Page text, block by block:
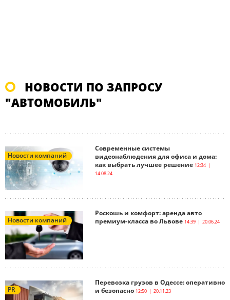
НОВОСТИ ПО ЗАПРОСУ
"АВТОМОБИЛЬ"
Новости компаний
Современные системы
видеонаблюдения для офиса и дома:
как выбрать лучшее решение 12:34 |
14.08.24
Новости компаний
Роскошь и комфорт: аренда авто
премиум-класса во Львове 14:39 | 20.06.24
PR
Перевозка грузов в Одессе: оперативно
и безопасно 12:50 | 20.11.23